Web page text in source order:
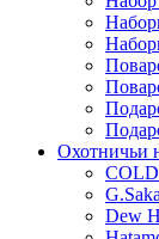
Охотничьи
Dew